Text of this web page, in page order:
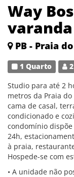
Way
PB - Praia
1 Quarto
Studio para até 2
metros da Praia do
cama de casal,
condicionado e
condomínio
24h,
à praia,
Hospede-se com
• A unidade não